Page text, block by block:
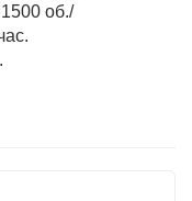
об./